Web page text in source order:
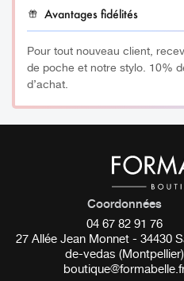
Avantages fidélités
Pour tout nouveau client,
de poche et notre stylo. 10%
d’achat.
Coordonnées
04 67 82 91 76
27 Allée Jean Monnet - 34430
de-vedas (Montpellier)